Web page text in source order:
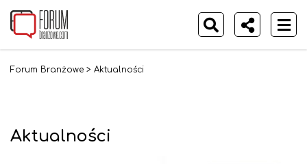
Forum Branżowe > Aktualności
Aktualności